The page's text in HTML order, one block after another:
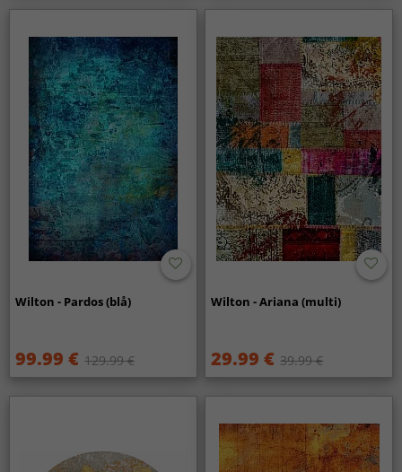
Wilton - Pardos (blå)
99.99 € 129.99 €
Wilton - Ariana (multi)
29.99 € 39.99 €